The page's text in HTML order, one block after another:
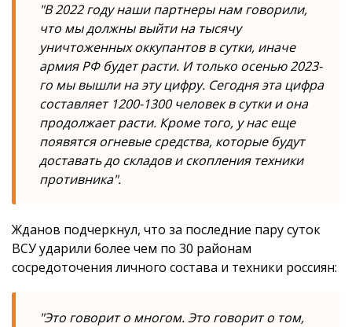
"В 2022 году наши партнеры нам говорили,
что мы должны выйти на тысячу
уничтоженных оккупантов в сутки, иначе
армия РФ будет расти. И только осенью 2023-
го мы вышли на эту цифру. Сегодня эта цифра
составляет 1200-1300 человек в сутки и она
продолжает расти. Кроме того, у нас еще
появятся огневые средства, которые будут
доставать до складов и скопления техники
противника".
Жданов подчеркнул, что за последние пару суток
ВСУ ударили более чем по 30 районам
сосредоточения личного состава и техники россиян:
"Это говорит о многом. Это говорит о том,